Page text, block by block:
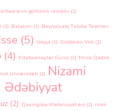
görkəmli rəssamı (1)
(1) Balakən (1) Beynəlxalq Tələbə Teatrları
(5) Göyçə (1) Güldərən Vəli (1)
(4) Kitabxanaçılar Günü (1) Mirzə Qədim
Universiteti (1) Nizami
Ədəbiyyat
(2) Qaxingiloy Mədəniyyət evi (1) rəsm